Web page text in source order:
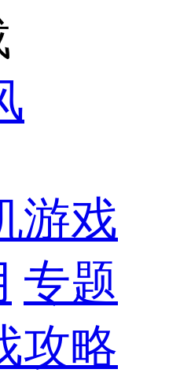
游戏
专题
攻略